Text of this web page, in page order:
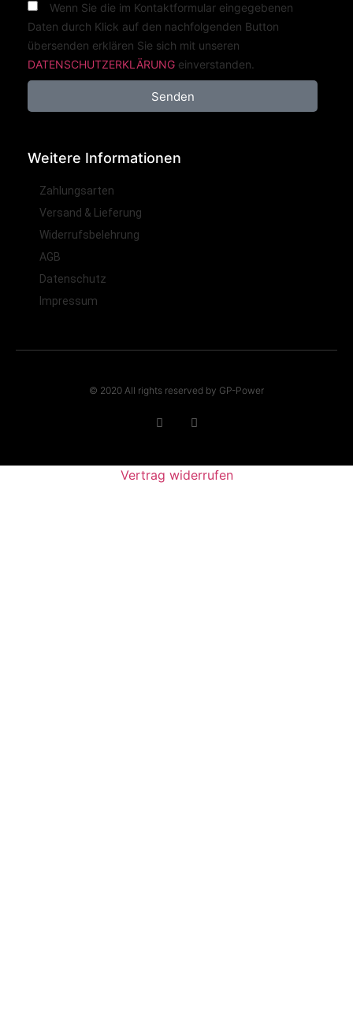
Wenn Sie die im Kontaktformular eingegebenen
Daten durch Klick auf den nachfolgenden Button
übersenden erklären Sie sich mit unseren
DATENSCHUTZERKLÄRUNG einverstanden.
Senden
Weitere Informationen
Zahlungsarten
Versand & Lieferung
Widerrufsbelehrung
AGB
Datenschutz
Impressum
© 2020 All rights reserved by GP-Power
Vertrag widerrufen